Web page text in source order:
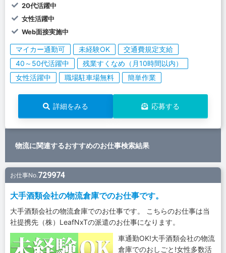
20代活躍中
女性活躍中
Web面接実施中
マイカー通勤可 未経験OK
交通費規定支給
40～50代活躍中
残業すくなめ（月10時間以内）
女性活躍中
職場駐車場無料 簡単作業
詳細をみる 応募する
物流に関連するおすすめのお仕事検索結果
お仕事No.729974
大手酒類会社の物流倉庫でのお仕事です。
大手酒類会社の物流倉庫でのお仕事です。 こちらのお仕事は当
社提携先（株）LeafNxTの派遣のお仕事になります。
車通勤OK!大手酒類会社の物流
倉庫でのおしごと!女性多数活